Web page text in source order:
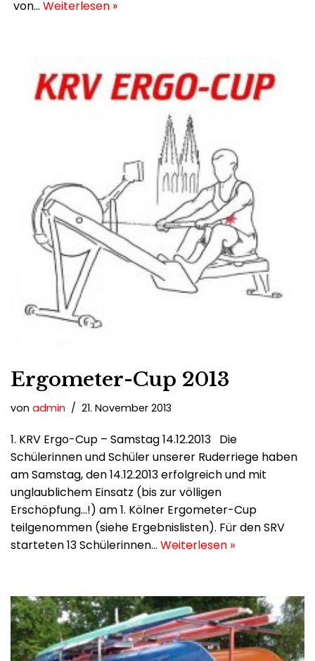
von… Weiterlesen »
Ergometer-Cup 2013
von admin 21. November 2013
1. KRV Ergo-Cup – Samstag 14.12.2013 Die
Schülerinnen und Schüler unserer Ruderriege haben
am Samstag, den 14.12.2013 erfolgreich und mit
unglaublichem Einsatz (bis zur völligen
Erschöpfung…!) am 1. Kölner Ergometer-Cup
teilgenommen (siehe Ergebnislisten). Für den SRV
starteten 13 Schülerinnen… Weiterlesen »